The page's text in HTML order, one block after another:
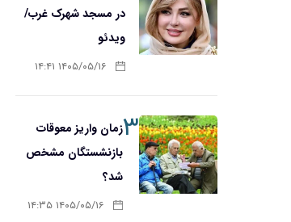
در مسجد شهرک غرب/
ویدئو
۱۴۰۵/۰۵/۱۶ ۱۴:۴۱
۳زمان واریز معوقات
بازنشستگان مشخص
شد؟
۱۴۰۵/۰۵/۱۶ ۱۴:۳۵